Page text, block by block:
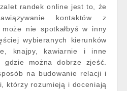
randek online jest to, że
kontaktów z
nie spotkałbyś w inny
wybieranych kierunków
knajpy, kawiarnie i inne
można dobrze zjeść.
na budowanie relacji i
którzy rozumieją i doceniają